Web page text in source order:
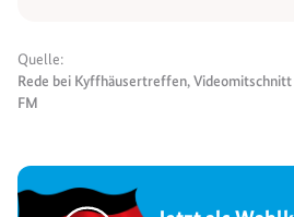
Quelle:
Rede bei Kyffhäusertreffen,
FM